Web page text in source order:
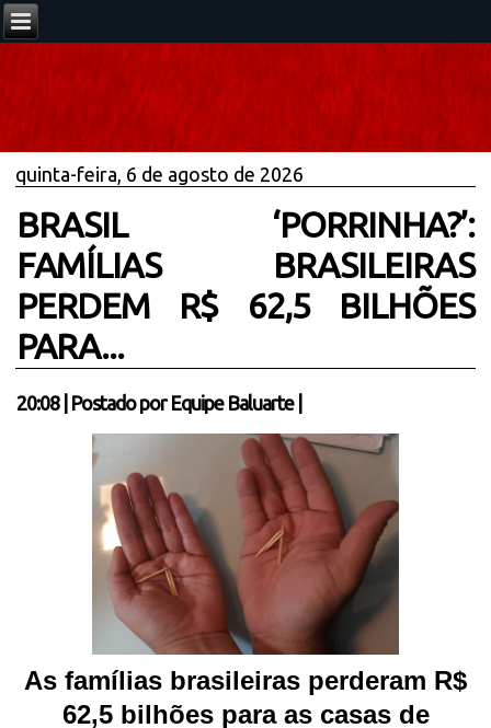
quinta-feira, 6 de agosto de 2026
BRASIL ‘PORRINHA?’:
FAMÍLIAS BRASILEIRAS
PERDEM R$ 62,5 BILHÕES
PARA...
20:08| Postado por Equipe Baluarte
As famílias brasileiras perderam R$
62,5 bilhões para as casas de